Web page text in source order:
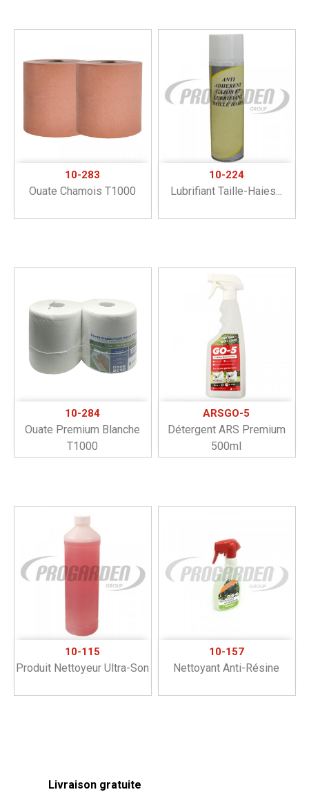
10-283
Ouate Chamois T1000
10-224
Lubrifiant Taille-Haies...
10-284
Ouate Premium Blanche
T1000
ARSGO-5
Détergent ARS Premium
500ml
10-115
Produit Nettoyeur Ultra-Son
10-157
Nettoyant Anti-Résine
Livraison gratuite